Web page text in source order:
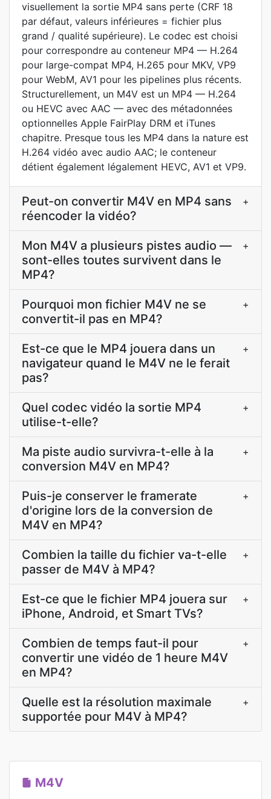
visuellement la sortie MP4 sans perte (CRF 18
par défaut, valeurs inférieures = fichier plus
grand / qualité supérieure). Le codec est choisi
pour correspondre au conteneur MP4 — H.264
pour large-compat MP4, H.265 pour MKV, VP9
pour WebM, AV1 pour les pipelines plus récents.
Structurellement, un M4V est un MP4 — H.264
ou HEVC avec AAC — avec des métadonnées
optionnelles Apple FairPlay DRM et iTunes
chapitre. Presque tous les MP4 dans la nature est
H.264 vidéo avec audio AAC; le conteneur
détient également légalement HEVC, AV1 et VP9.
Peut-on convertir M4V en MP4 sans
réencoder la vidéo?
+
Mon M4V a plusieurs pistes audio —
sont-elles toutes survivent dans le
MP4?
+
Pourquoi mon fichier M4V ne se
convertit-il pas en MP4?
+
Est-ce que le MP4 jouera dans un
navigateur quand le M4V ne le ferait
pas?
+
Quel codec vidéo la sortie MP4
utilise-t-elle?
+
Ma piste audio survivra-t-elle à la
conversion M4V en MP4?
+
Puis-je conserver le framerate
d'origine lors de la conversion de
M4V en MP4?
+
Combien la taille du fichier va-t-elle
passer de M4V à MP4?
+
Est-ce que le fichier MP4 jouera sur
iPhone, Android, et Smart TVs?
+
Combien de temps faut-il pour
convertir une vidéo de 1 heure M4V
en MP4?
+
Quelle est la résolution maximale
supportée pour M4V à MP4?
+
M4V